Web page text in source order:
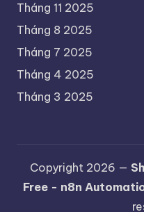
Tháng 11 2025
Tháng 8 2025
Tháng 7 2025
Tháng 4 2025
Tháng 3 2025
Copyright 2026 —
Free - n8n